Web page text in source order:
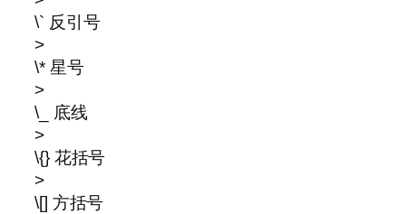
\` 反引号
>
\* 星号
>
\_ 底线
>
\{} 花括号
>
\[] 方括号